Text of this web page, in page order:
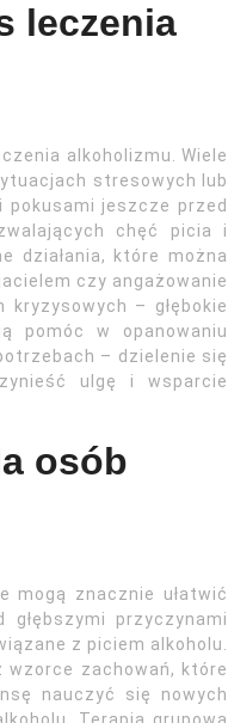
leczenia
alkoholizmu. Wiele
stresowych lub
jeszcze przed
chęć picia i
działania, które można
czy angażowanie
– głębokie
pomóc w opanowaniu
– dzielenie się
ulgę i wsparcie
osób
mogą znacznie ułatwić
przyczynami
z piciem alkoholu.
wzorce zachowań, które
nauczyć się nowych